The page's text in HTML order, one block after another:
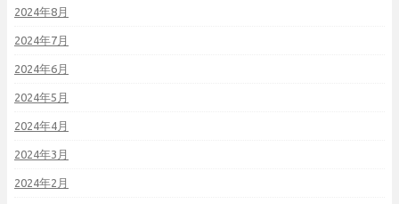
2024年8月
2024年7月
2024年6月
2024年5月
2024年4月
2024年3月
2024年2月